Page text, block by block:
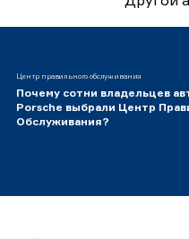
Центр правильного обслуживания
Почему сотни владельцев
Porsche выбрали Центр
Обслуживания?